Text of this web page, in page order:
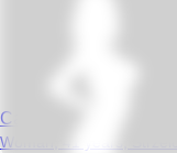
Calineczka86
Woman, 41 years,